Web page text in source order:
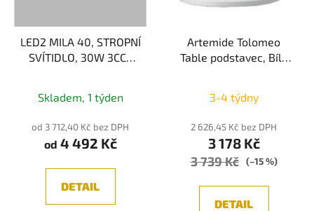
LED2 MILA 40, STROPNÍ
SVÍTIDLO, 30W 3CCT
Skladem, 1 týden
od 3 712,40 Kč bez DPH
od 4 492 Kč
DETAIL
Artemide Tolomeo
Table podstavec, Bílá
hodnocení
produktu
je
5,0
5
3-4 týdny
2 626,45 Kč bez DPH
3 178 Kč
3 739 Kč (–15 %)
DETAIL